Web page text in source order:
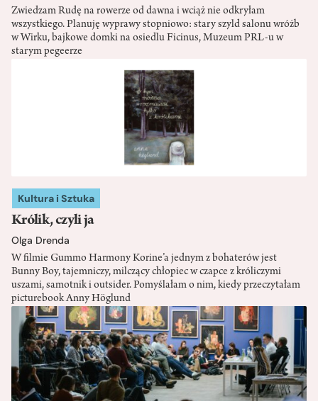
Zwiedzam Rudę na rowerze od dawna i wciąż nie odkryłam
wszystkiego. Planuję wyprawy stopniowo: stary szyld salonu wróżb
w Wirku, bajkowe domki na osiedlu Ficinus, Muzeum PRL-u w
starym pegeerze
Kultura i Sztuka
Królik, czyli ja
Olga Drenda
W filmie Gummo Harmony Korine’a jednym z bohaterów jest
Bunny Boy, tajemniczy, milczący chłopiec w czapce z króliczymi
uszami, samotnik i outsider. Pomyślałam o nim, kiedy przeczytałam
picturebook Anny Höglund